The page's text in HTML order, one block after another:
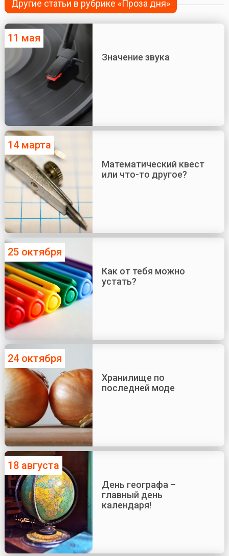
Другие статьи в рубрике «Проза дня»
11 мая
Значение звука
14 марта
Математический квест
или что-то другое?
25 октября
Как от тебя можно
устать?
24 октября
Хранилище по
последней моде
18 августа
День географа –
главный день
календаря!